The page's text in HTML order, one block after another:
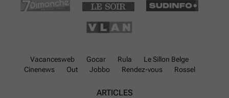
Vacancesweb Gocar Rula
Le Sillon Belge
Cinenews
Out Jobbo Rendez-vous Rossel
ARTICLES